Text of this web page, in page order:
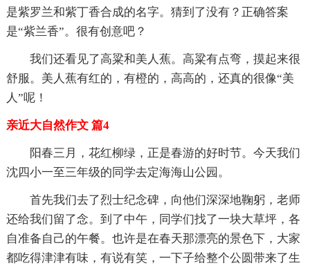
是紫罗兰和紫丁香合成的名字。猜到了没有？正确答案
是“紫兰香”。很有创意吧？
我们还看见了高粱和美人蕉。高粱有点弯，摸起来很
舒服。美人蕉有红的，有橙的，高高的，还真的很像“美
人”呢！
亲近大自然作文 篇4
阳春三月，花红柳绿，正是春游的好时节。今天我们
沈四小一至三年级的同学去定海海山公园。
首先我们去了烈士纪念碑，向他们深深地鞠躬，老师
还给我们留了念。到了中午，同学们找了一块大草坪，各
自准备自己的午餐。也许是在春天那漂亮的景色下，大家
都吃得津津有味，有说有笑，一下子给整个公圆带来了生